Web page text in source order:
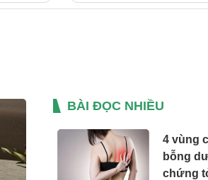
BÀI ĐỌC NHIỀU
4 vùng
bỗng
chứng